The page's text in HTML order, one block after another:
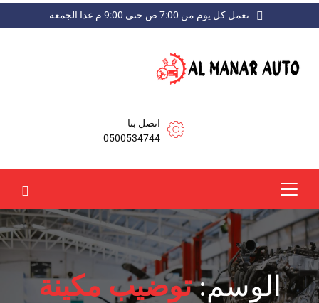
نعمل كل يوم من 7:00 ص حتى 9:00 م عدا الجمعة
اتصل بنا
0500534744
الوسم:توضيب مكينة